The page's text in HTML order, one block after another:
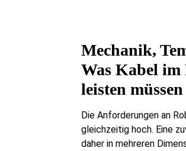
Mechanik,
Was Kabel im
leisten müssen
Die Anforderungen an
gleichzeitig hoch. Eine
daher in mehreren